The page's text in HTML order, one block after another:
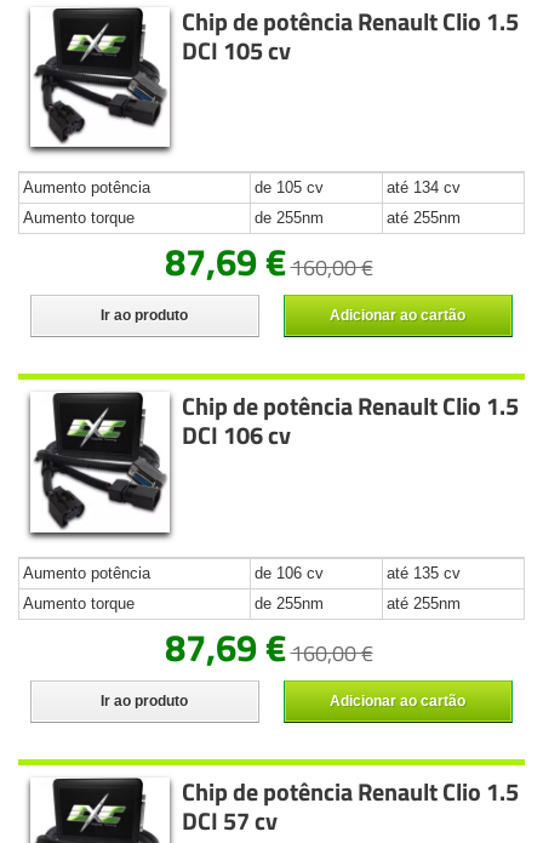
Chip de potência Renault Clio 1.5
DCI 105 cv
Aumento potência de 105 cv
até 134 cv
Aumento torque
de 255nm até 255nm
87,69 €160,00 €
Ir ao produto Adicionar ao cartão
Chip de potência Renault Clio 1.5
DCI 106 cv
Aumento potência de 106 cv
até 135 cv
Aumento torque
de 255nm até 255nm
87,69 €160,00 €
Ir ao produto Adicionar ao cartão
Chip de potência Renault Clio 1.5
DCI 57 cv